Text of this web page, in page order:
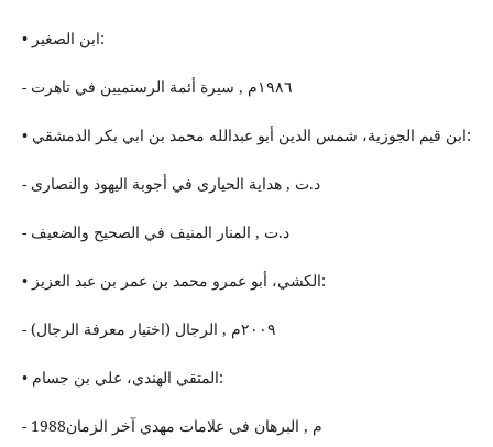
• ابن الصغیر:
- ١٩٨٦م , سیرة أئمة الرستمیین في تاهرت
• ابن قیم الجوزیة، شمس الدین أبو عبدالله محمد بن ابي بكر الدمشقي:
- د.ت , هدایة الحیارى في أجوبة اليهود والنصارى
- د.ت , المنار المنیف في الصحیح والضعیف
• الكشي، أبو عمرو محمد بن عمر بن عبد العزیز:
- ٢٠٠٩م , الرجال (اختیار معرفة الرجال)
• المتقي الهندي، علي بن جسام:
- 1988م , البرهان في علامات مهدي آخر الزمان